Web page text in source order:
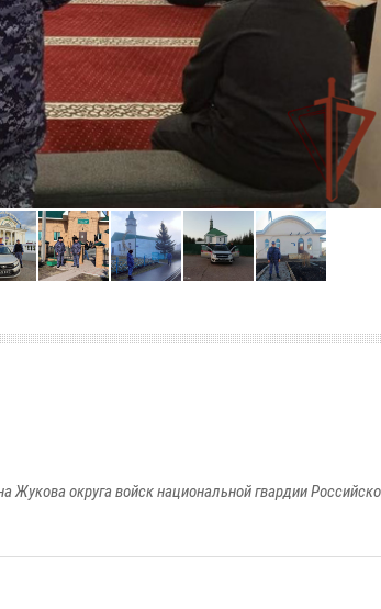
Жукова округа войск национальной гвардии